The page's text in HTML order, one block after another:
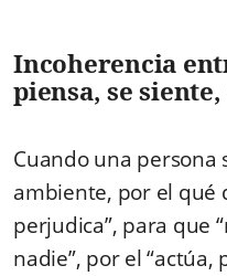
Incoherencia
piensa, se
Cuando una
ambiente, por el qué
perjudica”, para que
nadie”, por el